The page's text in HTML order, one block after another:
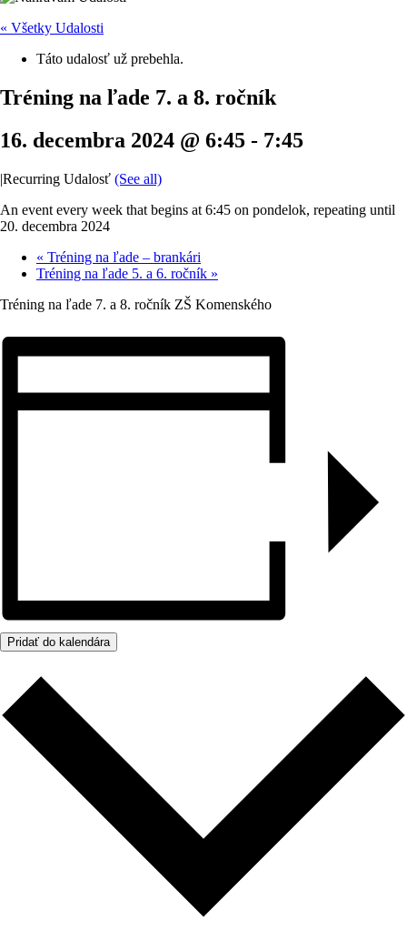
« Všetky Udalosti
Táto udalosť už prebehla.
Tréning na ľade 7. a 8. ročník
16. decembra 2024 @ 6:45 - 7:45
|Recurring Udalosť (See all)
An event every week that begins at 6:45 on pondelok, repeating until
20. decembra 2024
« Tréning na ľade – brankári
Tréning na ľade 5. a 6. ročník »
Tréning na ľade 7. a 8. ročník ZŠ Komenského
Pridať do kalendára